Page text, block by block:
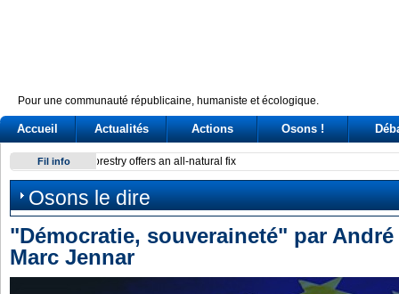
Pour une communauté républicaine, humaniste et écologique.
Accueil Actualités Actions Osons !
Fil info Reactor at Kansai Electric’s Oi plant stops after alarm
Osons le dire
"Démocratie, souveraineté" par
Marc Jennar